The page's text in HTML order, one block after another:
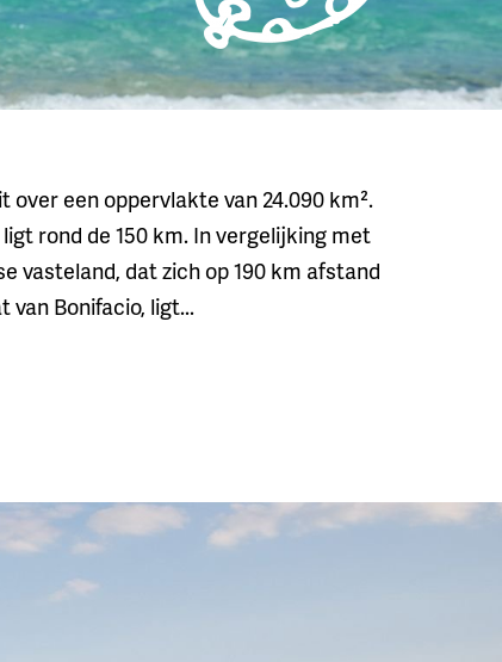
een oppervlakte van 24.090 km².
rond de 150 km. In vergelijking met
vasteland, dat zich op 190 km afstand
van Bonifacio, ligt...